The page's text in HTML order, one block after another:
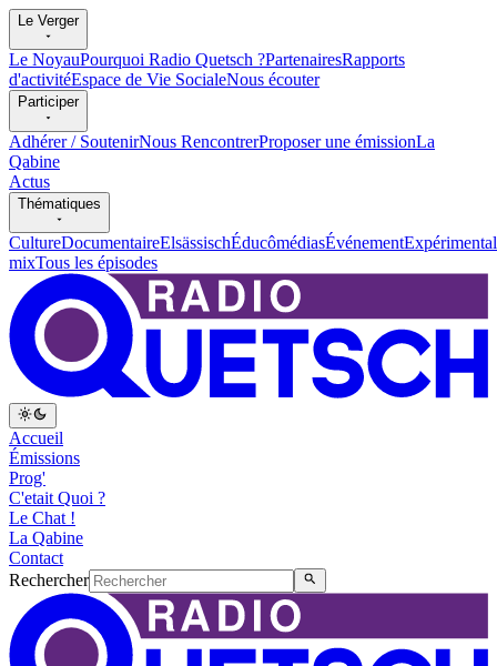
Le Verger
Le NoyauPourquoi Radio Quetsch ?PartenairesRapports
d'activitéEspace de Vie SocialeNous écouter
Participer
Adhérer / SoutenirNous RencontrerProposer une émissionLa
Qabine
Actus
Thématiques
CultureDocumentaireElsässischÉducômédiasÉvénementExpérimental
mixTous les épisodes
Accueil
Émissions
Prog'
C'etait Quoi ?
Le Chat !
La Qabine
Contact
Rechercher